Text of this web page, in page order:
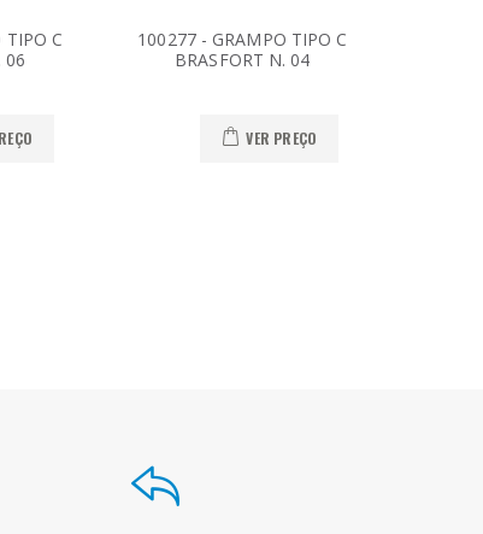
TIPO C
06
100277 - GRAMPO TIPO C
BRASFORT N. 04
VER PREÇO